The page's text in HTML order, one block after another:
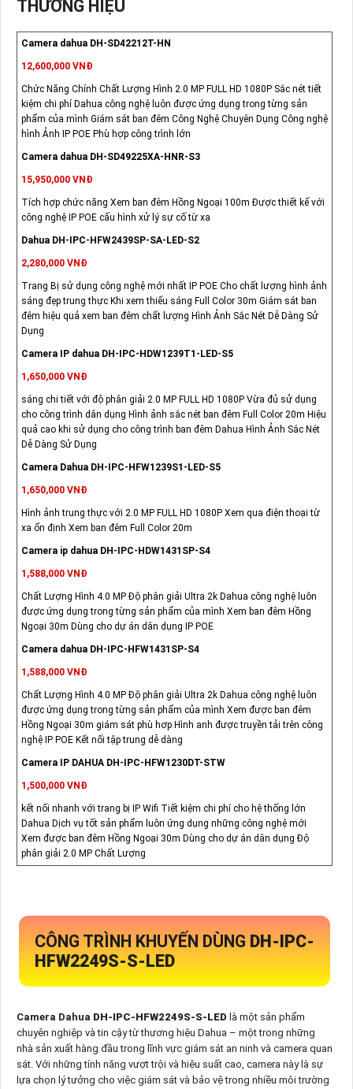
THƯƠNG HIỆU
Camera dahua DH-SD42212T-HN
12,600,000 VNĐ
Chức Năng Chính Chất Lượng Hình 2.0 MP FULL HD 1080P Sắc nét tiết
kiệm chi phí Dahua công nghệ luôn được ứng dụng trong từng sản
phẩm của mình Giám sát ban đêm Công Nghệ Chuyên Dụng Công nghệ
hình Ảnh IP POE Phù hợp công trình lớn
Camera dahua DH-SD49225XA-HNR-S3
15,950,000 VNĐ
Tích hợp chức năng Xem ban đêm Hồng Ngoại 100m Được thiết kế với
công nghệ IP POE cấu hình xử lý sự cố từ xa
Dahua DH-IPC-HFW2439SP-SA-LED-S2
2,280,000 VNĐ
Trang Bị sử dụng công nghệ mới nhất IP POE Cho chất lượng hình ảnh
sáng đẹp trung thực Khi xem thiếu sáng Full Color 30m Giám sát ban
đêm hiệu quả xem ban đêm chất lượng Hình Ảnh Sắc Nét Dễ Dàng Sử
Dụng
Camera IP dahua DH-IPC-HDW1239T1-LED-S5
1,650,000 VNĐ
sáng chi tiết với độ phân giải 2.0 MP FULL HD 1080P Vừa đủ sử dụng
cho công trình dân dụng Hình ảnh sắc nét ban đêm Full Color 20m Hiệu
quả cao khi sử dụng cho công trình ban đêm Dahua Hình Ảnh Sắc Nét
Dễ Dàng Sử Dụng
Camera Dahua DH-IPC-HFW1239S1-LED-S5
1,650,000 VNĐ
Hình ảnh trung thực với 2.0 MP FULL HD 1080P Xem qua điện thoại từ
xa ổn định Xem ban đêm Full Color 20m
Camera ip dahua DH-IPC-HDW1431SP-S4
1,588,000 VNĐ
Chất Lượng Hình 4.0 MP Độ phân giải Ultra 2k Dahua công nghệ luôn
được ứng dụng trong từng sản phẩm của mình Xem ban đêm Hồng
Ngoại 30m Dùng cho dự án dân dụng IP POE
Camera dahua DH-IPC-HFW1431SP-S4
1,588,000 VNĐ
Chất Lượng Hình 4.0 MP Độ phân giải Ultra 2k Dahua công nghệ luôn
được ứng dụng trong từng sản phẩm của mình Xem được ban đêm
Hồng Ngoại 30m giám sát phù hơp Hình anh được truyền tải trên công
nghệ IP POE Kết nối tập trung dễ dàng
Camera IP DAHUA DH-IPC-HFW1230DT-STW
1,500,000 VNĐ
kết nối nhanh với trang bị IP Wifi Tiết kiệm chi phí cho hệ thống lớn
Dahua Dịch vụ tốt sản phẩm luôn ứng dụng những công nghệ mới
Xem được ban đêm Hồng Ngoại 30m Dùng cho dự án dân dụng Độ
phân giải 2.0 MP Chất Lượng
CÔNG TRÌNH KHUYẾN DÙNG DH-IPC-
HFW2249S-S-LED
Camera Dahua DH-IPC-HFW2249S-S-LED là một sản phẩm
chuyên nghiệp và tin cậy từ thương hiệu Dahua – một trong những
nhà sản xuất hàng đầu trong lĩnh vực giám sát an ninh và camera quan
sát. Với những tính năng vượt trội và hiệu suất cao, camera này là sự
lựa chọn lý tưởng cho việc giám sát và bảo vệ trong nhiều môi trường